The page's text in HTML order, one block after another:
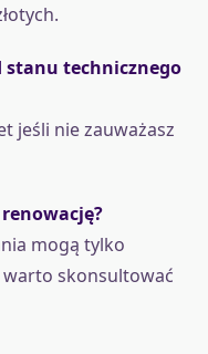
stanu technicznego
jeśli nie zauważasz
mogą tylko
warto skonsultować